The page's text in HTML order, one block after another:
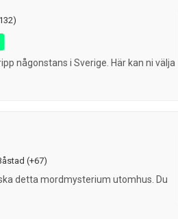
någonstans i Sverige. Här kan ni välja
(+67)
detta mordmysterium utomhus. Du